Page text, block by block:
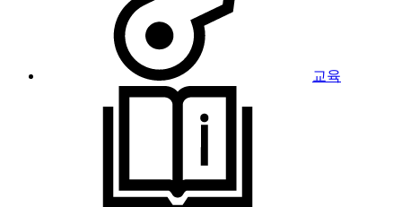
교육